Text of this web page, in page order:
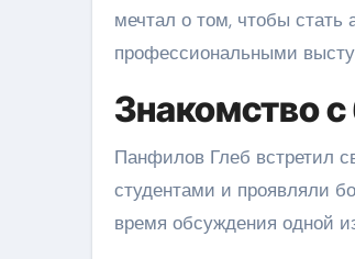
мечтал о том, чтобы стать
профессиональными
Знакомство
Панфилов Глеб встретил
студентами и проявляли
время обсуждения одной